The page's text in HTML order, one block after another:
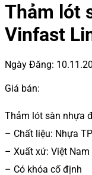
Thảm lót
Vinfast
Ngày Đăng:
Giá bán:
Thảm lót sàn nhựa
– Chất liệu: Nhựa
– Xuất xứ: Việt Nam
– Có khóa cố định